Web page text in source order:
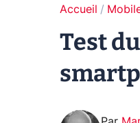
Accueil
Test